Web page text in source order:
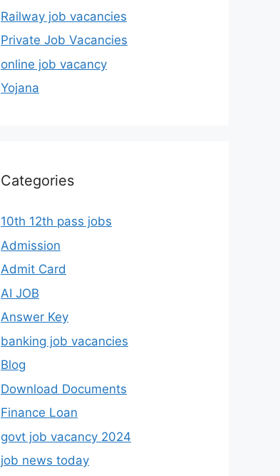
Railway job vacancies
Private Job Vacancies
online job vacancy
Yojana
Categories
10th 12th pass jobs
Admission
Admit Card
AI JOB
Answer Key
banking job vacancies
Blog
Download Documents
Finance Loan
govt job vacancy 2024
job news today